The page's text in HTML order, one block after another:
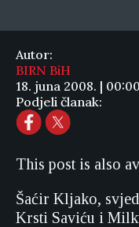
Autor:
BIRN BiH
18. juna 2008. | 00:00
Podjeli članak:
This post is also
Šaćir Kljako,
Krsti Saviću i